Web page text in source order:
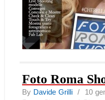
Foto Roma
By Davide Grilli / 10